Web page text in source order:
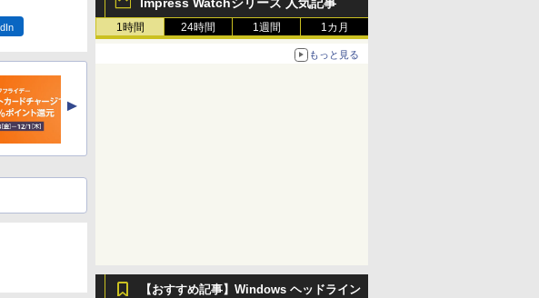
1時間 24時間 1週間 1カ月
もっと見る
【おすすめ記事】Windows ヘッドライン
▲